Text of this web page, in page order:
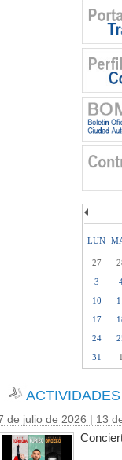
LUN
27
3
10
17
24
31
1
ACTIVIDADES
de julio de 2026 | 13